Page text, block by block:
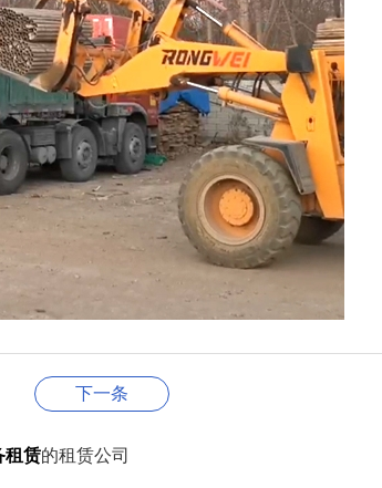
下一条
租赁的租赁公司